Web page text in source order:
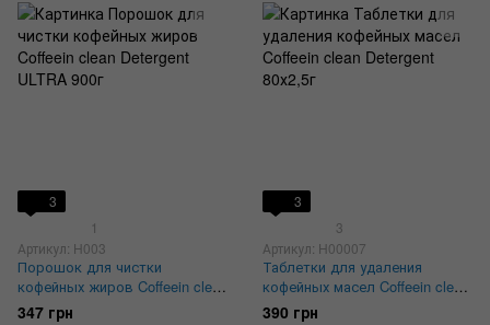
3
1
Артикул: H003
Порошок для чистки
кофейных жиров Coffeein clean
Detergent ULTRA 900г
347 грн
3
3
Артикул: H00007
Таблетки для удаления
кофейных масел Coffeein clean
Detergent 80х2,5г
390 грн